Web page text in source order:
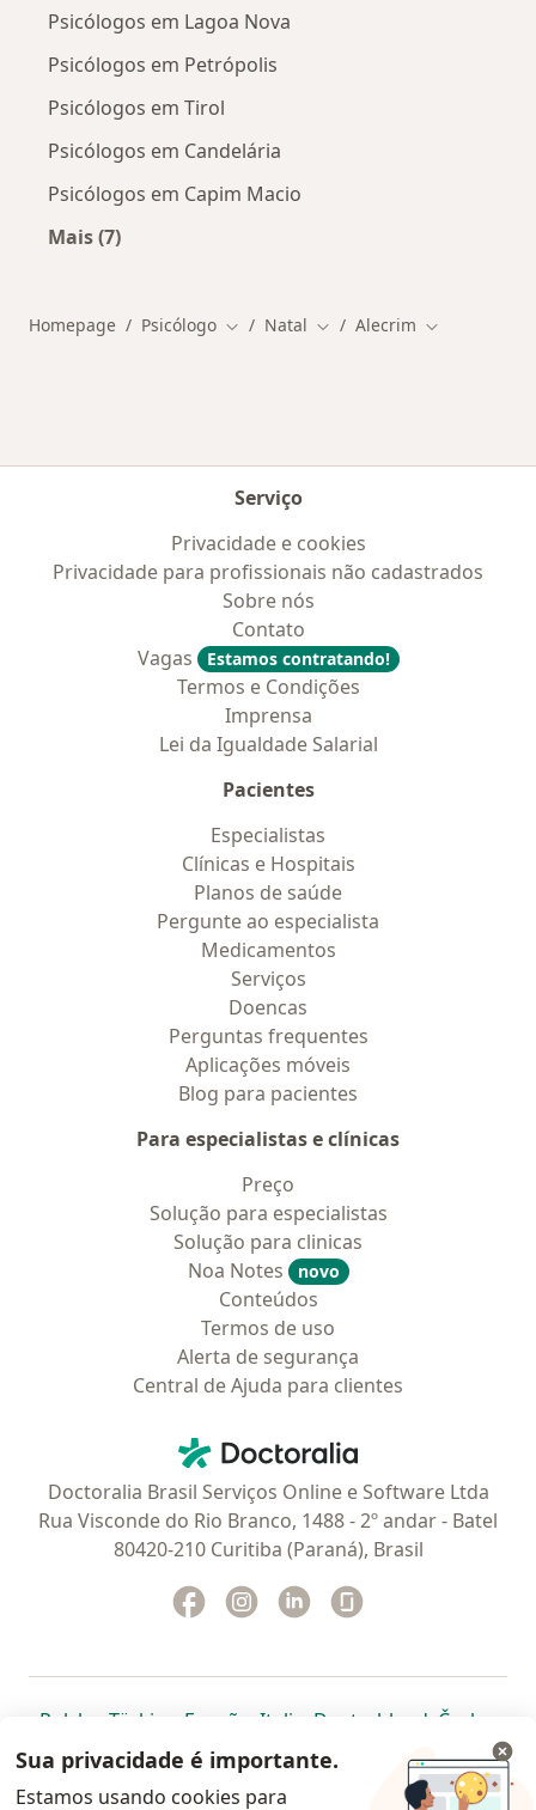
Psicólogos em Lagoa Nova
Psicólogos em Petrópolis
Psicólogos em Tirol
Psicólogos em Candelária
Psicólogos em Capim Macio
Mais (7)
Homepage Psicólogo Mudar de cidade
Natal Mudar de cidade
Alecrim Mudar de
Serviço
Privacidade e cookies
Privacidade para profissionais não cadastrados
Sobre nós
Contato
Vagas
Estamos contratando!
Termos e Condições
Imprensa
Lei da Igualdade Salarial
Pacientes
Especialistas
Clínicas e Hospitais
Planos de saúde
Pergunte ao especialista
Medicamentos
Serviços
Doencas
Perguntas frequentes
Aplicações móveis
Blog para pacientes
Para especialistas e clínicas
Preço
Solução para especialistas
Solução para clinicas
Noa Notes
novo
Conteúdos
Termos de uso
Alerta de segurança
Central de Ajuda para clientes
Doctoralia - Homepage
Doctoralia Brasil Serviços Online e Software Ltda
Rua Visconde do Rio Branco, 1488 - 2º andar - Batel
80420-210 Curitiba (Paraná), Brasil
Facebook
abre num novo separador
Instagram
abre num novo separador
Linkedin
abre num novo
Polska abre num novo separador
Türkiye abre num novo separador
España abre num novo separador
Italia abre num novo
Deutschlandabre num
Česko
Portugal abre num novo separador
, México abre num novo separador
, abre num novo separador
Brasil abre num novoabre num
abre
Colombia abre num novo
Sua privacidade é importante.
Estamos usando cookies para